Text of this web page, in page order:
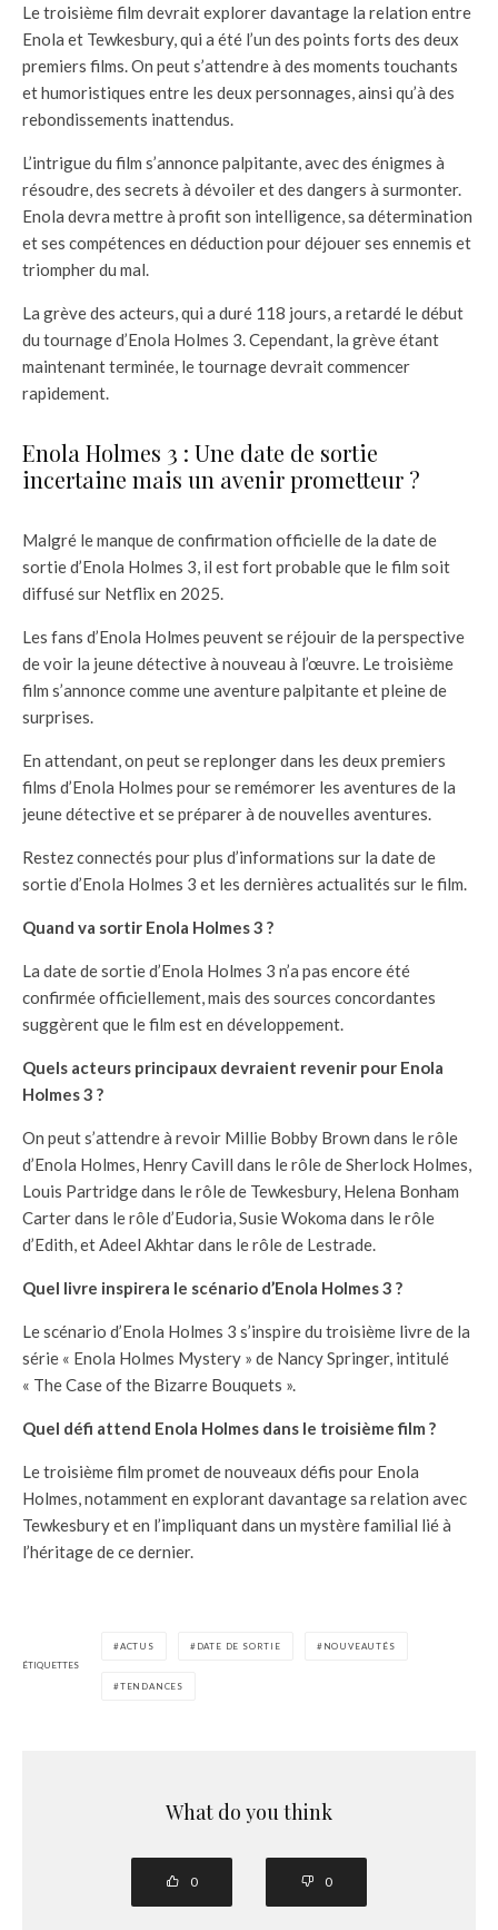
Le troisième film devrait explorer davantage la relation entre
Enola et Tewkesbury, qui a été l’un des points forts des deux
premiers films. On peut s’attendre à des moments touchants
et humoristiques entre les deux personnages, ainsi qu’à des
rebondissements inattendus.
L’intrigue du film s’annonce palpitante, avec des énigmes à
résoudre, des secrets à dévoiler et des dangers à surmonter.
Enola devra mettre à profit son intelligence, sa détermination
et ses compétences en déduction pour déjouer ses ennemis et
triompher du mal.
La grève des acteurs, qui a duré 118 jours, a retardé le début
du tournage d’Enola Holmes 3. Cependant, la grève étant
maintenant terminée, le tournage devrait commencer
rapidement.
Enola Holmes 3 : Une date de sortie
incertaine mais un avenir prometteur ?
Malgré le manque de confirmation officielle de la date de
sortie d’Enola Holmes 3, il est fort probable que le film soit
diffusé sur Netflix en 2025.
Les fans d’Enola Holmes peuvent se réjouir de la perspective
de voir la jeune détective à nouveau à l’œuvre. Le troisième
film s’annonce comme une aventure palpitante et pleine de
surprises.
En attendant, on peut se replonger dans les deux premiers
films d’Enola Holmes pour se remémorer les aventures de la
jeune détective et se préparer à de nouvelles aventures.
Restez connectés pour plus d’informations sur la date de
sortie d’Enola Holmes 3 et les dernières actualités sur le film.
Quand va sortir Enola Holmes 3 ?
La date de sortie d’Enola Holmes 3 n’a pas encore été
confirmée officiellement, mais des sources concordantes
suggèrent que le film est en développement.
Quels acteurs principaux devraient revenir pour Enola
Holmes 3 ?
On peut s’attendre à revoir Millie Bobby Brown dans le rôle
d’Enola Holmes, Henry Cavill dans le rôle de Sherlock Holmes,
Louis Partridge dans le rôle de Tewkesbury, Helena Bonham
Carter dans le rôle d’Eudoria, Susie Wokoma dans le rôle
d’Edith, et Adeel Akhtar dans le rôle de Lestrade.
Quel livre inspirera le scénario d’Enola Holmes 3 ?
Le scénario d’Enola Holmes 3 s’inspire du troisième livre de la
série « Enola Holmes Mystery » de Nancy Springer, intitulé
« The Case of the Bizarre Bouquets ».
Quel défi attend Enola Holmes dans le troisième film ?
Le troisième film promet de nouveaux défis pour Enola
Holmes, notamment en explorant davantage sa relation avec
Tewkesbury et en l’impliquant dans un mystère familial lié à
l’héritage de ce dernier.
ÉTIQUETTES
ACTUS DATE DE SORTIE NOUVEAUTÉS
TENDANCES
What do you think
0 0